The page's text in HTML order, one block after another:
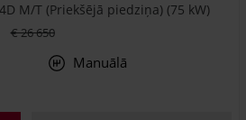
M/T (Priekšējā piedziņa) (75 kW)
€ 26 650
Manuālā